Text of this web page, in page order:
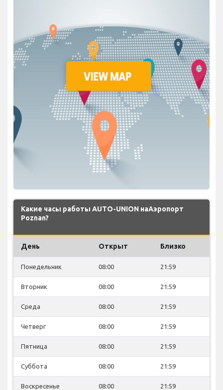
Какие часы работы AUTO-UNION наАэропорт
Poznan?
День Открыт Близко
Понедельник 08:00 21:59
Вторник 08:00 21:59
Среда 08:00 21:59
Четверг 08:00 21:59
Пятница 08:00 21:59
Суббота 08:00 21:59
Воскресенье 08:00 21:59